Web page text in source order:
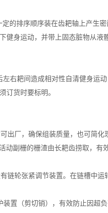
的排序顺序装在齿耙轴上产生
健身运动，并带上固态脏物从液
右耙间造成相对性自清健身运
订货时要标明。
出厂，确保组装质量，也可简化
副栅的栅渣由长耙齿捞取，有
链轮张紧调节装置。在链槽中
置（剪切销），有效防止因超